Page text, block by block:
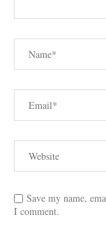
Save my name,
I comment.